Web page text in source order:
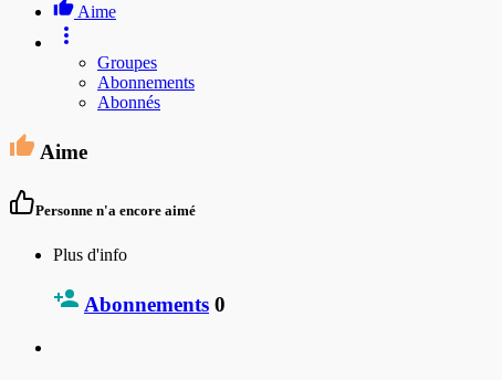
Aime
Groupes
Abonnements
Abonnés
Aime
Personne n'a encore aimé
Plus d'info
Abonnements 0